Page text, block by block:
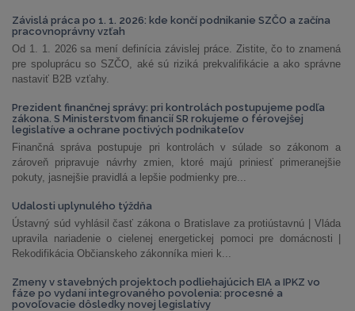
Závislá práca po 1. 1. 2026: kde končí podnikanie SZČO a začína
pracovnoprávny vzťah
Od 1. 1. 2026 sa mení definícia závislej práce. Zistite, čo to znamená
pre spoluprácu so SZČO, aké sú riziká prekvalifikácie a ako správne
nastaviť B2B vzťahy.
Prezident finančnej správy: pri kontrolách postupujeme podľa
zákona. S Ministerstvom financií SR rokujeme o férovejšej
legislatíve a ochrane poctivých podnikateľov
Finančná správa postupuje pri kontrolách v súlade so zákonom a
zároveň pripravuje návrhy zmien, ktoré majú priniesť primeranejšie
pokuty, jasnejšie pravidlá a lepšie podmienky pre...
Udalosti uplynulého týždňa
Ústavný súd vyhlásil časť zákona o Bratislave za protiústavnú | Vláda
upravila nariadenie o cielenej energetickej pomoci pre domácnosti |
Rekodifikácia Občianskeho zákonníka mieri k...
Zmeny v stavebných projektoch podliehajúcich EIA a IPKZ vo
fáze po vydaní integrovaného povolenia: procesné a
povoľovacie dôsledky novej legislatívy